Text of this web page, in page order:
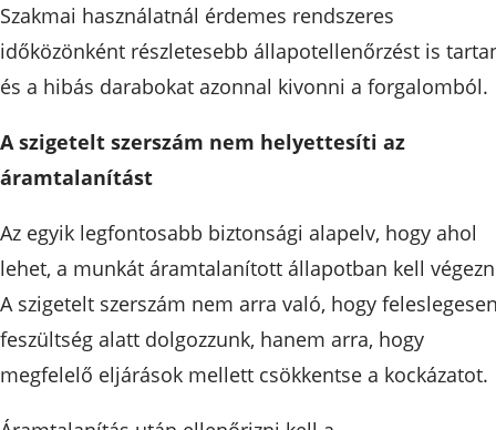
Szakmai használatnál érdemes rendszeres
időközönként részletesebb állapotellenőrzést is
és a hibás darabokat azonnal kivonni a forgalomból.
A szigetelt szerszám nem helyettesíti az
áramtalanítást
Az egyik legfontosabb biztonsági alapelv, hogy ahol
lehet, a munkát áramtalanított állapotban kell
A szigetelt szerszám nem arra való, hogy
feszültség alatt dolgozzunk, hanem arra, hogy
megfelelő eljárások mellett csökkentse a kockázatot.